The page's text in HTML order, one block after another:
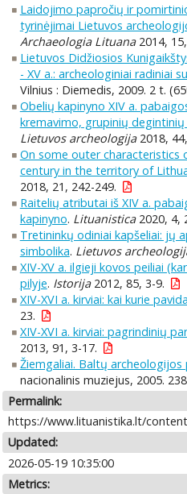
Laidojimo papročių ir
tyrinėjimai Lietuvos
Archaeologia Lituana2014,
Lietuvos Didžiosios
- XV a.: archeologiniai radiniai
Vilnius : Diemedis, 2009. 2 t.
Obelių kapinyno XIV a.
kremavimo, grupinių
Lietuvos archeologija2018,
On some outer characteristics
century in the territory of
2018, 21, 242-249.
Raitelių atributai iš XIV a.
kapinyno. Lituanistica2020, 4,
Tretininkų odiniai kapšeliai: jų
simbolika. Lietuvos
XIV-XV a. ilgieji kovos peiliai
pilyje. Istorija2012, 85, 3-9.
XIV-XVI a. kirviai: kai kurie
23.
XIV-XVI a. kirviai: pagrindinių
2013, 91, 3-17.
Žiemgaliai. Baltų archeologijos
nacionalinis muziejus, 2005.
Permalink:
https://www.lituanistika.lt/
Updated:
2026-05-19 10:35:00
Metrics: